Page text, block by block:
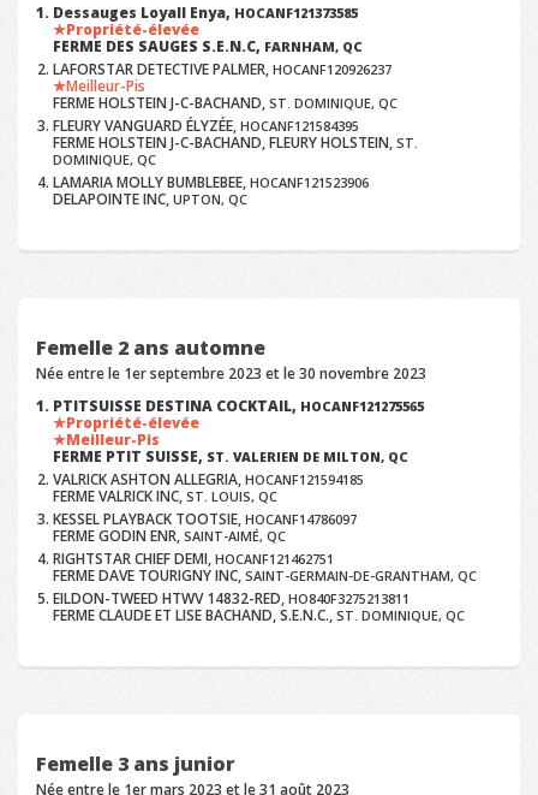
Dessauges Loyall Enya, HOCANF121373585
Propriété-élevée
FERME DES SAUGES S.E.N.C, FARNHAM, QC
LAFORSTAR DETECTIVE PALMER,HOCANF120926237
Meilleur-Pis
FERME HOLSTEIN J-C-BACHAND,ST. DOMINIQUE, QC
FLEURY VANGUARD ÉLYZÉE,HOCANF121584395
FERME HOLSTEIN J-C-BACHAND, FLEURY HOLSTEIN,ST.
DOMINIQUE, QC
LAMARIA MOLLY BUMBLEBEE,HOCANF121523906
DELAPOINTE INC,UPTON, QC
Femelle 2 ans automne
Née entre le 1er septembre 2023 et le 30 novembre 2023
PTITSUISSE DESTINA COCKTAIL, HOCANF121275565
Propriété-élevée
Meilleur-Pis
FERME PTIT SUISSE, ST. VALERIEN DE MILTON, QC
VALRICK ASHTON ALLEGRIA,HOCANF121594185
FERME VALRICK INC,ST. LOUIS, QC
KESSEL PLAYBACK TOOTSIE,HOCANF14786097
FERME GODIN ENR,SAINT-AIMÉ, QC
RIGHTSTAR CHIEF DEMI,HOCANF121462751
FERME DAVE TOURIGNY INC,SAINT-GERMAIN-DE-GRANTHAM, QC
EILDON-TWEED HTWV 14832-RED,HO840F3275213811
FERME CLAUDE ET LISE BACHAND, S.E.N.C.,ST. DOMINIQUE, QC
Femelle 3 ans junior
Née entre le 1er mars 2023 et le 31 août 2023